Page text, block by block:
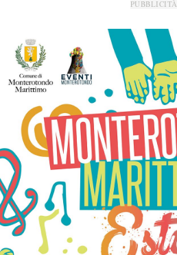
PUBBLICITÀ